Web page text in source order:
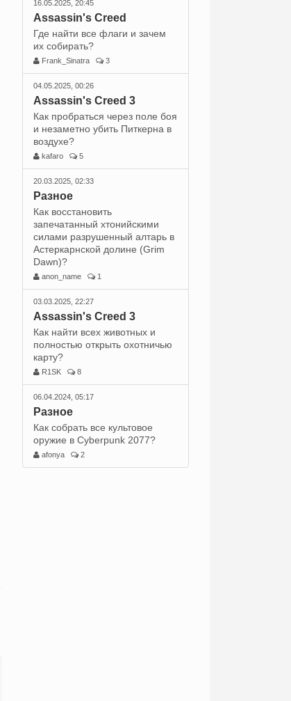
16.05.2025, 20:45
Assassin's Creed
Где найти все флаги и зачем
их собирать?
Frank_Sinatra 3
04.05.2025, 00:26
Assassin's Creed 3
Как пробраться через поле боя
и незаметно убить Питкерна в
воздухе?
kafaro 5
20.03.2025, 02:33
Разное
Как восстановить
запечатанный хтонийскими
силами разрушенный алтарь в
Астеркарнской долине (Grim
Dawn)?
anon_name 1
03.03.2025, 22:27
Assassin's Creed 3
Как найти всех животных и
полностью открыть охотничью
карту?
R1SK 8
06.04.2024, 05:17
Разное
Как собрать все культовое
оружие в Cyberpunk 2077?
afonya 2